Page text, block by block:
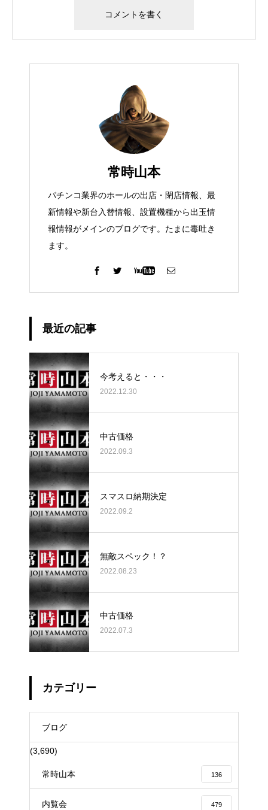
常時山本
パチンコ業界のホールの出店・閉店情報、最
新情報や新台入替情報、設置機種から出玉情
報情報がメインのブログです。たまに毒吐き
ます。
最近の記事
今考えると・・・
2022.12.30
中古価格
2022.09.3
スマスロ納期決定
2022.09.2
無敵スペック！？
2022.08.23
中古価格
2022.07.3
カテゴリー
ブログ
(3,690)
常時山本 136
内覧会 479